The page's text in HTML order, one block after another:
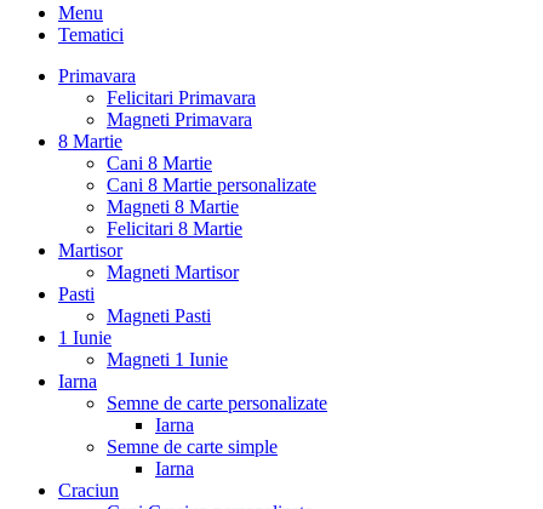
Menu
Tematici
Primavara
Felicitari Primavara
Magneti Primavara
8 Martie
Cani 8 Martie
Cani 8 Martie personalizate
Magneti 8 Martie
Felicitari 8 Martie
Martisor
Magneti Martisor
Pasti
Magneti Pasti
1 Iunie
Magneti 1 Iunie
Iarna
Semne de carte personalizate
Iarna
Semne de carte simple
Iarna
Craciun